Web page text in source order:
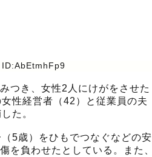
つき、女性2人にけがをさせた
性経営者（42）と従業員の夫
た。
5歳）をひもでつなぐなどの安
を負わせたとしている。また、